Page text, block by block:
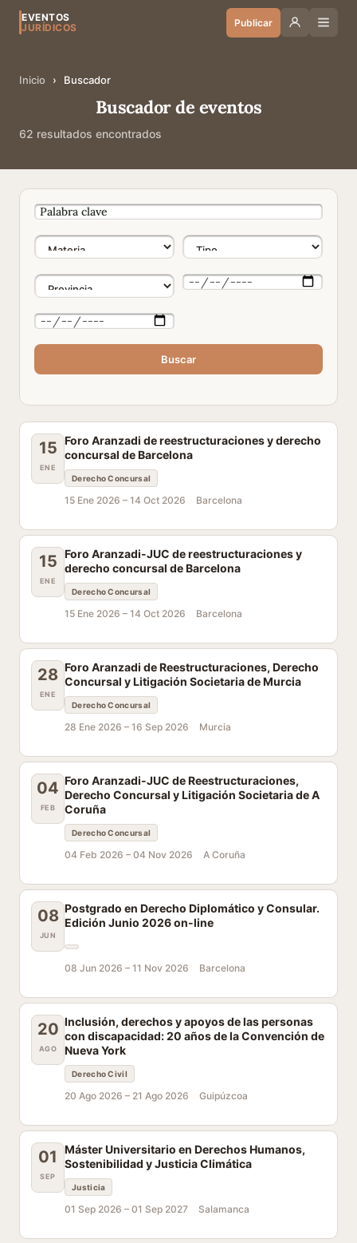
EVENTOS
JURÍDICOS
Publicar
Inicio › Buscador
Buscador de eventos
62 resultados encontrados
Buscar
15
ENE
Foro Aranzadi de reestructuraciones y derecho
concursal de Barcelona
Derecho Concursal
15 Ene 2026 – 14 Oct 2026 Barcelona
15
ENE
Foro Aranzadi-JUC de reestructuraciones y
derecho concursal de Barcelona
Derecho Concursal
15 Ene 2026 – 14 Oct 2026 Barcelona
28
ENE
Foro Aranzadi de Reestructuraciones, Derecho
Concursal y Litigación Societaria de Murcia
Derecho Concursal
28 Ene 2026 – 16 Sep 2026 Murcia
04
FEB
Foro Aranzadi-JUC de Reestructuraciones,
Derecho Concursal y Litigación Societaria de A
Coruña
Derecho Concursal
04 Feb 2026 – 04 Nov 2026 A Coruña
08
JUN
Postgrado en Derecho Diplomático y Consular.
Edición Junio 2026 on-line
08 Jun 2026 – 11 Nov 2026 Barcelona
20
AGO
Inclusión, derechos y apoyos de las personas
con discapacidad: 20 años de la Convención de
Nueva York
Derecho Civil
20 Ago 2026 – 21 Ago 2026 Guipúzcoa
01
SEP
Máster Universitario en Derechos Humanos,
Sostenibilidad y Justicia Climática
Justicia
01 Sep 2026 – 01 Sep 2027 Salamanca